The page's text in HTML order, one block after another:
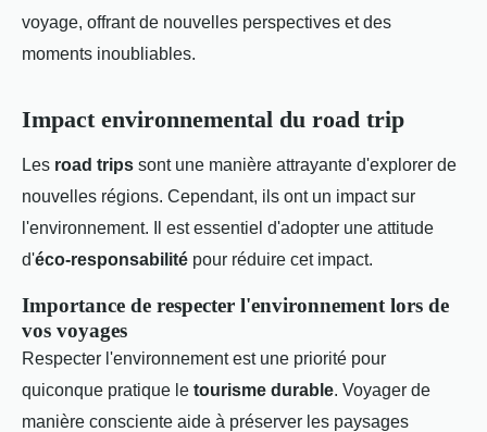
voyage, offrant de nouvelles perspectives et des
moments inoubliables.
Impact environnemental du road trip
Les road trips sont une manière attrayante d'explorer de
nouvelles régions. Cependant, ils ont un impact sur
l'environnement. Il est essentiel d'adopter une attitude
d'éco-responsabilité pour réduire cet impact.
Importance de respecter l'environnement lors de
vos voyages
Respecter l'environnement est une priorité pour
quiconque pratique le tourisme durable. Voyager de
manière consciente aide à préserver les paysages